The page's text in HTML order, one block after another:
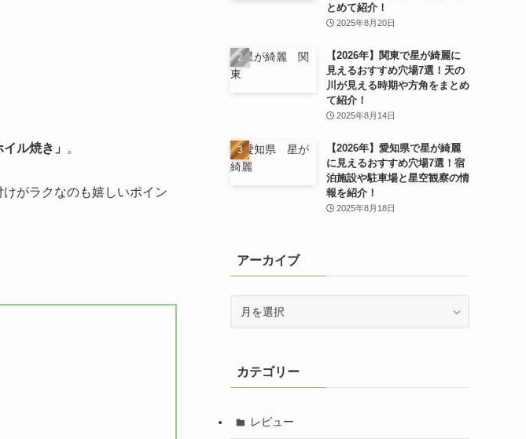
ル焼き」 。
がラクなのも嬉しいポイン
とめて紹介！
2025年8月20日
【2026年】関東で星が綺麗に
見えるおすすめ穴場7選！天の
川が見える時期や方角をまとめ
て紹介！
2025年8月14日
【2026年】愛知県で星が綺麗
に見えるおすすめ穴場7選！宿
泊施設や駐車場と星空観察の情
報を紹介！
2025年8月18日
アーカイブ
ブカテゴリー
レビュー